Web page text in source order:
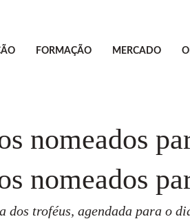
FORMAÇÃO MERCADO
nomeados
nomeados
troféus, agendada para o